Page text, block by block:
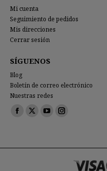
Mi cuenta
Seguimiento de pedidos
Mis direcciones
Cerrar sesión
SÍGUENOS
Blog
Boletín de correo electrónico
Nuestras redes
Encuéntranos en:
Facebook
X
YouTubeInstagram